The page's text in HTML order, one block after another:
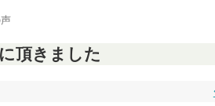
頂きました